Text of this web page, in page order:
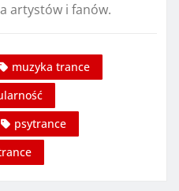
artystów i fanów.
muzyka trance
psytrance